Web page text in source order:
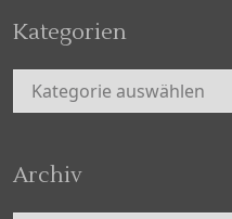
Kategorien
Kategorien
Archiv